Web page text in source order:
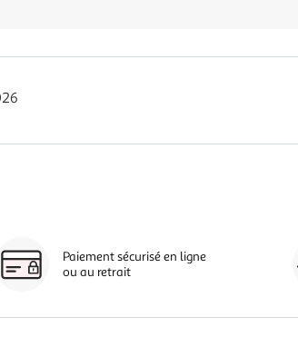
Paiement sécurisé en ligne
ou au retrait